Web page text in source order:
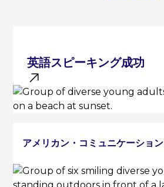
英語スピーキング成功
アメリカン・コミュニケーション